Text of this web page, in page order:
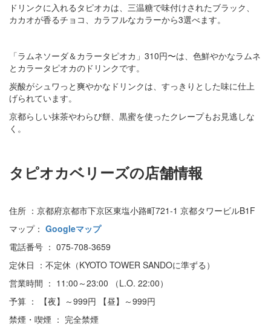
ドリンクに入れるタピオカは、三温糖で味付けされたブラック、
カカオが香るチョコ、カラフルなカラーから3選べます。
「ラムネソーダ＆カラータピオカ」310円〜は、色鮮やかなラムネ
とカラータピオカのドリンクです。
炭酸がシュワっと爽やかなドリンクは、すっきりとした味に仕上
げられています。
京都らしい抹茶やわらび餅、黒蜜を使ったクレープもお見逃しな
く。
タピオカベリーズの店舗情報
住所 ：京都府京都市下京区東塩小路町721-1 京都タワービルB1F
マップ： Googleマップ
電話番号 ： 075-708-3659
定休日 ：不定休（KYOTO TOWER SANDOに準ずる）
営業時間 ： 11:00～23:00 （L.O. 22:00）
予算 ： 【夜】～999円 【昼】～999円
禁煙・喫煙 ： 完全禁煙